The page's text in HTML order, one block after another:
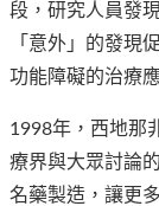
段，研究人員發
「意外」的發現
功能障礙的治療
1998年，西地那
療界與大眾討論
名藥製造，讓更